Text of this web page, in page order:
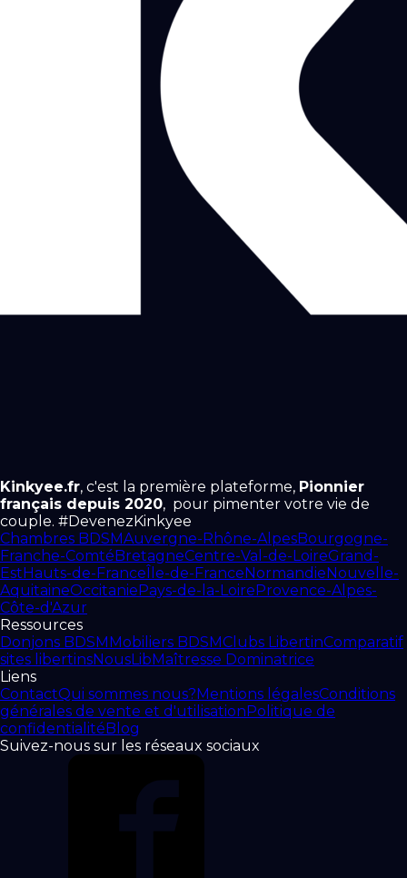
Kinkyee.fr, c'est la première plateforme, Pionnier
français depuis 2020, pour pimenter votre vie de
couple. #DevenezKinkyee
Chambres BDSMAuvergne-Rhône-AlpesBourgogne-
Franche-ComtéBretagneCentre-Val-de-LoireGrand-
EstHauts-de-FranceÎle-de-FranceNormandieNouvelle-
AquitaineOccitaniePays-de-la-LoireProvence-Alpes-
Côte-d'Azur
Ressources
Donjons BDSMMobiliers BDSMClubs LibertinComparatif
sites libertinsNousLibMaîtresse Dominatrice
Liens
ContactQui sommes nous?Mentions légalesConditions
générales de vente et d'utilisationPolitique de
confidentialitéBlog
Suivez-nous sur les réseaux sociaux